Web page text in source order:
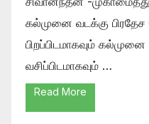
கல்முனை வடக்கு
பிறப்பிடமாகவும்
வசிப்பிடமாகவும் …
Read More